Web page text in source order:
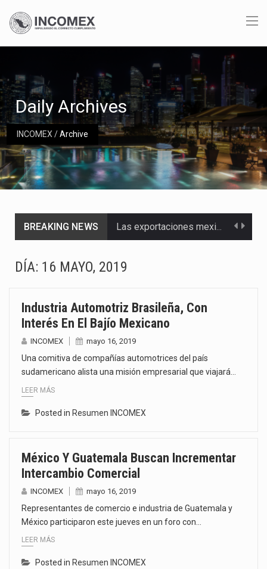
INCOMEX/Archive
Daily Archives
BREAKING NEWS Las exportaciones mexicanas de vehículos ligeros disminuyeron 9.67 % en julio a tasa anual, alcanzando…
DÍA: 16 MAYO, 2019
Industria Automotriz Brasileña, Con
Interés En El Bajío Mexicano
INCOMEX mayo 16, 2019
Una comitiva de compañías automotrices del país
sudamericano alista una misión empresarial que viajará…
LEER MÁS
Posted in Resumen INCOMEX
México Y Guatemala Buscan Incrementar
Intercambio Comercial
INCOMEX mayo 16, 2019
Representantes de comercio e industria de Guatemala y
México participaron este jueves en un foro con…
LEER MÁS
Posted in Resumen INCOMEX